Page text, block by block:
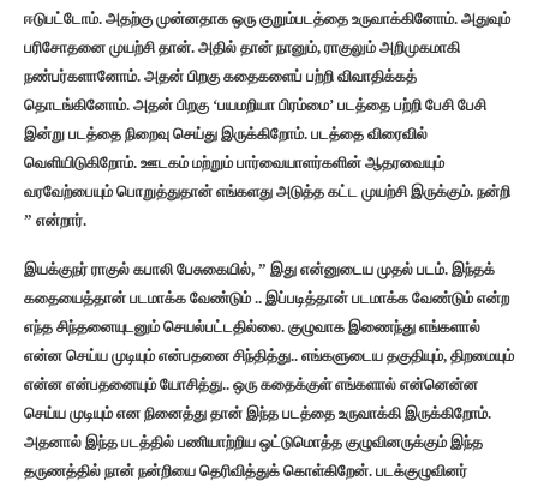
ஈடுபட்டோம். அதற்கு முன்னதாக ஒரு குறும்படத்தை உருவாக்கினோம். அதுவும்
பரிசோதனை முயற்சி தான். அதில் தான் நானும், ராகுலும் அறிமுகமாகி
நண்பர்களானோம். அதன் பிறகு கதைகளைப் பற்றி விவாதிக்கத்
தொடங்கினோம். அதன் பிறகு ‘பயமறியா பிரம்மை’ படத்தை பற்றி பேசி பேசி
இன்று படத்தை நிறைவு செய்து இருக்கிறோம். படத்தை விரைவில்
வெளியிடுகிறோம். ஊடகம் மற்றும் பார்வையாளர்களின் ஆதரவையும்
வரவேற்பையும் பொறுத்துதான் எங்களது அடுத்த கட்ட முயற்சி இருக்கும். நன்றி
” என்றார்.
இயக்குநர் ராகுல் கபாலி பேசுகையில், ” இது என்னுடைய முதல் படம். இந்தக்
கதையைத்தான் படமாக்க வேண்டும் .. இப்படித்தான் படமாக்க வேண்டும் என்ற
எந்த சிந்தனையுடனும் செயல்பட்டதில்லை. குழுவாக இணைந்து எங்களால்
என்ன செய்ய முடியும் என்பதனை சிந்தித்து..‌ எங்களுடைய தகுதியும், திறமையும்
என்ன என்பதனையும் யோசித்து.. ஒரு கதைக்குள் எங்களால் என்னென்ன
செய்ய முடியும் என நினைத்து தான் இந்த படத்தை உருவாக்கி இருக்கிறோம்.
அதனால் இந்த படத்தில் பணியாற்றிய ஒட்டுமொத்த குழுவினருக்கும் இந்த
தருணத்தில் நான் நன்றியை தெரிவித்துக் கொள்கிறேன். படக்குழுவினர்